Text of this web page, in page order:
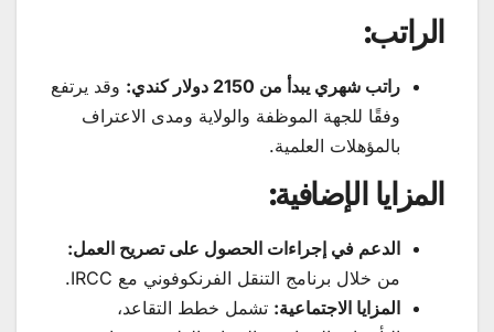
الراتب:
راتب شهري يبدأ من 2150 دولار كندي:
وقد يرتفع
وفقًا للجهة الموظفة والولاية ومدى الاعتراف
بالمؤهلات العلمية.
المزايا الإضافية:
الدعم في إجراءات الحصول على تصريح العمل:
من خلال برنامج التنقل الفرنكوفوني مع IRCC.
المزايا الاجتماعية: تشمل خطط التقاعد،